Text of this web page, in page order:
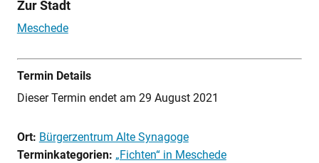
Zur Stadt
Meschede
Termin Details
Dieser Termin endet am 29 August 2021
Ort: Bürgerzentrum Alte Synagoge
Terminkategorien: „Fichten“ in Meschede